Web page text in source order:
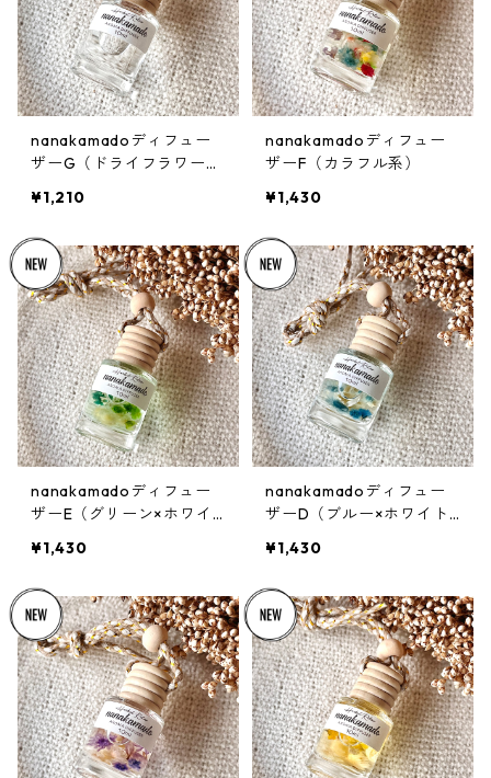
nanakamadoディフュー
ザーG（ドライフラワーな
¥1,210
nanakamadoディフュー
ザーF（カラフル系）
¥1,430
nanakamadoディフュー
ザーE（グリーン×ホワイ
¥1,430
nanakamadoディフュー
ザーD（ブルー×ホワイト
¥1,430